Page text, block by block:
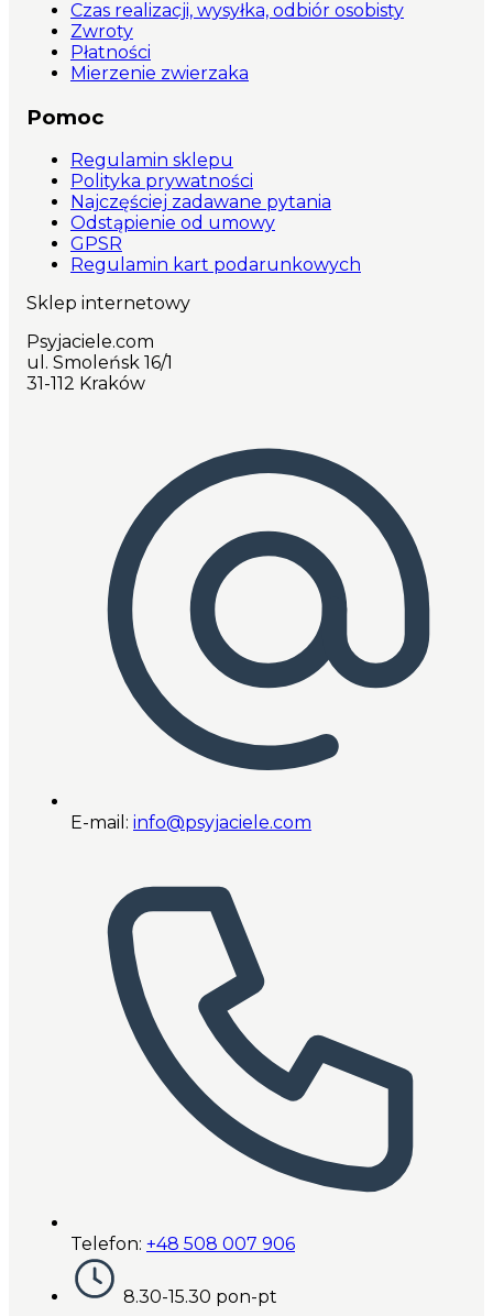
Czas realizacji, wysyłka, odbiór osobisty
Zwroty
Płatności
Mierzenie zwierzaka
Pomoc
Regulamin sklepu
Polityka prywatności
Najczęściej zadawane pytania
Odstąpienie od umowy
GPSR
Regulamin kart podarunkowych
Sklep internetowy
Psyjaciele.com
ul. Smoleńsk 16/1
31-112 Kraków
E-mail: info@psyjaciele.com
Telefon: +48 508 007 906
8.30-15.30 pon-pt